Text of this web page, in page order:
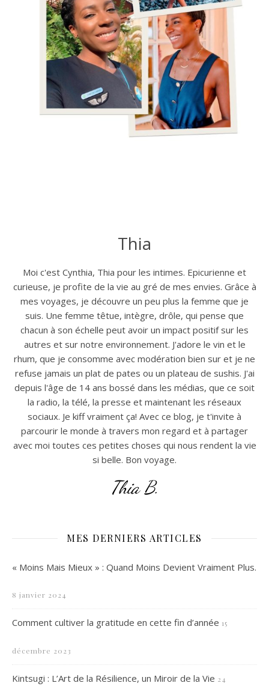
Thia
Moi c'est Cynthia, Thia pour les intimes. Epicurienne et
curieuse, je profite de la vie au gré de mes envies. Grâce à
mes voyages, je découvre un peu plus la femme que je
suis. Une femme têtue, intègre, drôle, qui pense que
chacun à son échelle peut avoir un impact positif sur les
autres et sur notre environnement. J'adore le vin et le
rhum, que je consomme avec modération bien sur et je ne
refuse jamais un plat de pates ou un plateau de sushis. J'ai
depuis l'âge de 14 ans bossé dans les médias, que ce soit
la radio, la télé, la presse et maintenant les réseaux
sociaux. Je kiff vraiment ça! Avec ce blog, je t'invite à
parcourir le monde à travers mon regard et à partager
avec moi toutes ces petites choses qui nous rendent la vie
si belle. Bon voyage.
Thia B.
MES DERNIERS ARTICLES
« Moins Mais Mieux » : Quand Moins Devient Vraiment Plus.
8 janvier 2024
Comment cultiver la gratitude en cette fin d’année 15
décembre 2023
Kintsugi : L’Art de la Résilience, un Miroir de la Vie 24